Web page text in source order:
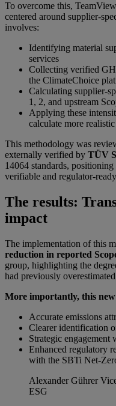
To overcome this,
centered around supplier-
involves:
Identifying material
services
Collecting verified
the ClimateChoice
Calculating supplier-
1, 2, and upstream
Applying these
calculate more
This methodology was
externally verified by TÜV
14064 standards,
verifiable and regulator-
The results:
impact
The implementation of this
reduction in reported
group, highlighting the
had previously
More importantly, this
Accurate emissions
Clearer identification
Strategic engagement
Enhanced regulatory
with the SBTi Net-
Alexander Gührer
ESG